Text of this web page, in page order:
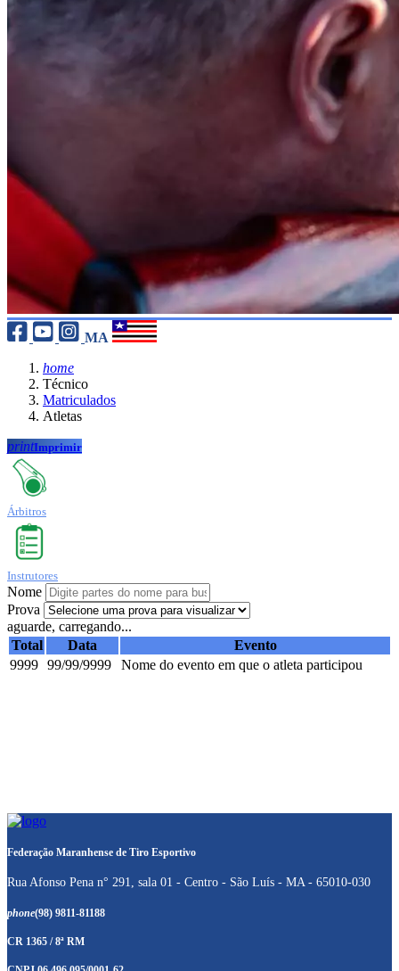
MA
home
Técnico
Matriculados
Atletas
printImprimir
Árbitros
Instrutores
Nome
Prova
aguarde, carregando...
Total
Data
Evento
9999 99/99/9999 Nome do evento em que o atleta participou
Federação Maranhense de Tiro Esportivo
Rua Afonso Pena n° 291, sala 01 - Centro - São Luís - MA - 65010-030
phone(98) 9811-81188
CR 1365 / 8ª RM